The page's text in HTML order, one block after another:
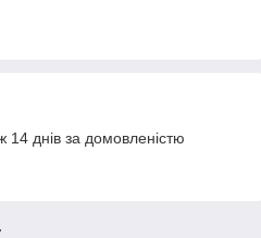
днів за домовленістю